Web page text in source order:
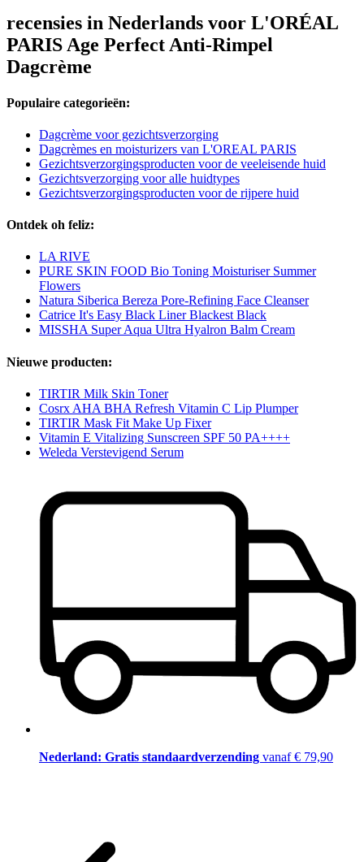
recensies in Nederlands voor L'ORÉAL
PARIS Age Perfect Anti-Rimpel
Dagcrème
Populaire categorieën:
Dagcrème voor gezichtsverzorging
Dagcrèmes en moisturizers van L'OREAL PARIS
Gezichtsverzorgingsproducten voor de veeleisende huid
Gezichtsverzorging voor alle huidtypes
Gezichtsverzorgingsproducten voor de rijpere huid
Ontdek oh feliz:
LA RIVE
PURE SKIN FOOD Bio Toning Moisturiser Summer
Flowers
Natura Siberica Bereza Pore-Refining Face Cleanser
Catrice It's Easy Black Liner Blackest Black
MISSHA Super Aqua Ultra Hyalron Balm Cream
Nieuwe producten:
TIRTIR Milk Skin Toner
Cosrx AHA BHA Refresh Vitamin C Lip Plumper
TIRTIR Mask Fit Make Up Fixer
Vitamin E Vitalizing Sunscreen SPF 50 PA++++
Weleda Verstevigend Serum
Nederland: Gratis standaardverzending vanaf € 79,90